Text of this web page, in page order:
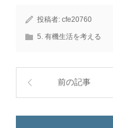
投稿者:cfe20760
5. 有機生活を考える
前の記事